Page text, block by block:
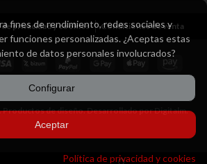
privacidad y cookies Condiciones de venta
de diseño. Desarrollado por Digitalm.
fines de rendimiento, redes sociales y
funciones personalizadas. ¿Aceptas estas
de datos personales involucrados?
Configurar
Aceptar
Política de privacidad y cookies